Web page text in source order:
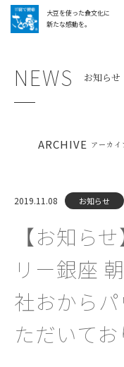
大豆を使った食文化に
新たな感動を。
採用情
NEWS お知らせ
ARCHIVE アーカイ
2019.11.08 お知らせ
【お知ら
リー銀座
社おから
ただいてお